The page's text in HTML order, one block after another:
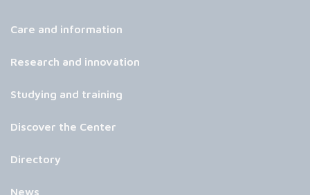
Care and information
Research and innovation
Studying and training
Discover the Center
Directory
News